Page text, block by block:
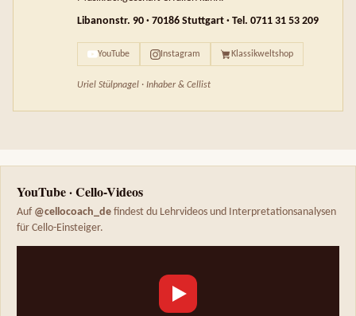
Libanonstr. 90 · 70186 Stuttgart · Tel. 0711 31 53 209
YouTube Instagram Klassikweltshop
Uriel Stülpnagel · Inhaber & Cellist
YouTube · Cello-Videos
Auf @cellocoach_de findest du Lehrvideos und Interpretationsanalysen
für Cello-Einsteiger.